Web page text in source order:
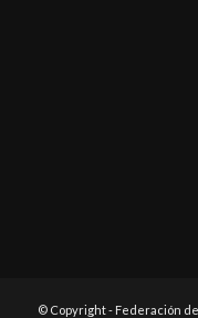
© Copyright - Federación